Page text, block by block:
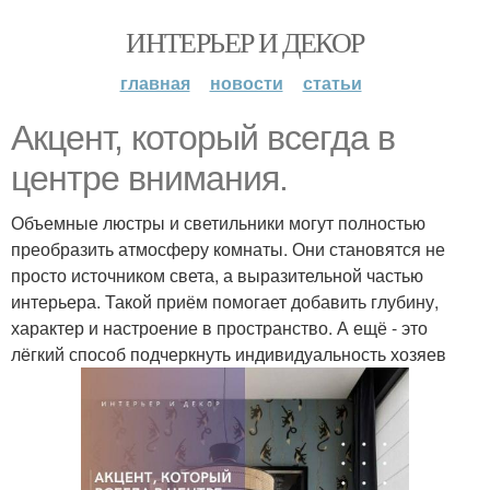
ИНТЕРЬЕР И ДЕКОР
главная новости статьи
Акцент, который всегда в
центре внимания.
Объемные люстры и светильники могут полностью
преобразить атмосферу комнаты. Они становятся не
просто источником света, а выразительной частью
интерьера. Такой приём помогает добавить глубину,
характер и настроение в пространство. А ещё - это
лёгкий способ подчеркнуть индивидуальность хозяев